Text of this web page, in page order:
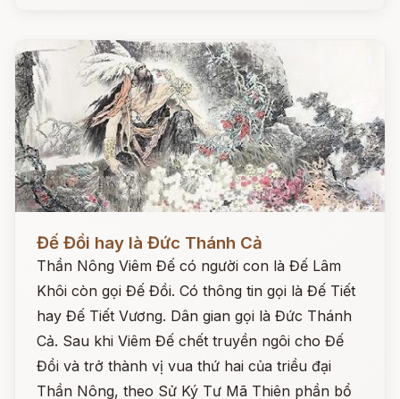
Đọc ngay
Đế Đồi hay là Đức Thánh Cả
Thần Nông Viêm Đế có người con là Đế Lâm
Khôi còn gọi Đế Đồi. Có thông tin gọi là Đế Tiết
hay Đế Tiết Vương. Dân gian gọi là Đức Thánh
Cả. Sau khi Viêm Đế chết truyền ngôi cho Đế
Đồi và trở thành vị vua thứ hai của triều đại
Thần Nông, theo Sử Ký Tư Mã Thiên phần bổ